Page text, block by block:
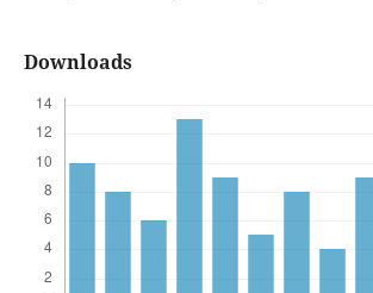
Downloads